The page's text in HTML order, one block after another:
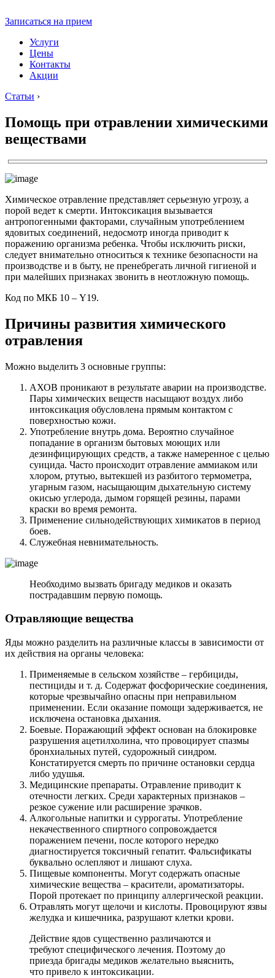
Записаться на прием
Услуги
Цены
Контакты
Акции
Статьи ›
Помощь при отравлении химическими
веществами
Химическое отравление представляет серьезную угрозу, а
порой ведет к смерти. Интоксикация вызывается
антропогенными факторами, случайным употреблением
ядовитых соединений, недосмотр иногда приводит к
поражению организма ребенка. Чтобы исключить риски,
следует внимательно относиться к технике безопасности на
производстве и в быту, не пренебрегать личной гигиеной и
при малейших признаках звонить в неотложную помощь.
Код по МКБ 10 – Y19.
Причины развития химического
отравления
Можно выделить 3 основные группы:
АХОВ проникают в результате аварии на производстве.
Пары химических веществ насыщают воздух либо
интоксикация обусловлена прямым контактом с
поверхностью кожи.
Употребление внутрь дома. Вероятно случайное
попадание в организм бытовых моющих или
дезинфицирующих средств, а также намеренное с целью
суицида. Часто происходит отравление аммиаком или
хлором, ртутью, вытекшей из разбитого термометра,
угарным газом, насыщающим дыхательную систему
окисью углерода, дымом горящей резины, парами
краски во время ремонта.
Применение сильнодействующих химикатов в период
боев.
Служебная невнимательность.
Необходимо вызвать бригаду медиков и оказать
пострадавшим первую помощь.
Отравляющие вещества
Яды можно разделить на различные классы в зависимости от
их действия на органы человека:
Применяемые в сельском хозяйстве – гербициды,
пестициды и т. д. Содержат фосфорические соединения,
которые чрезвычайно опасны при неправильном
применении. Если оказание помощи задерживается, не
исключена остановка дыхания.
Боевые. Поражающий эффект основан на блокировке
разрушения ацетилхолина, что провоцирует спазмы
бронхиальных путей, судорожный синдром.
Констатируется смерть по причине остановки сердца
либо удушья.
Медицинские препараты. Отравление приводит к
отечности легких. Среди характерных признаков –
резкое сужение или расширение зрачков.
Алкогольные напитки и суррогаты. Употребление
некачественного спиртного сопровождается
поражением печени, после которого нередко
диагностируется токсичный гепатит. Фальсификаты
буквально ослепляют и лишают слуха.
Пищевые компоненты. Могут содержать опасные
химические вещества – красители, ароматизаторы.
Порой протекает по принципу аллергической реакции.
Отравлять могут щелочи и кислоты. Провоцируют язвы
желудка и кишечника, разрушают клетки крови.
Действие ядов существенно различаются и
требуют специфического лечения. Поэтому до
приезда бригады медиков желательно выяснить,
что привело к интоксикации.